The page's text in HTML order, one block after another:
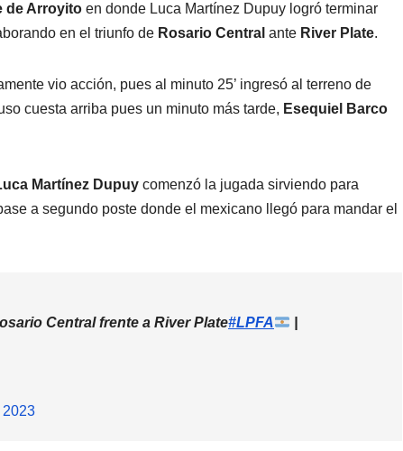
de Arroyito en donde Luca Martínez Dupuy logró terminar
en el triunfo de Rosario Central ante River Plate.
vio acción, pues al minuto 25’ ingresó al terreno de
cuesta arriba pues un minuto más tarde, Esequiel Barco
Martínez Dupuy comenzó la jugada sirviendo para
a segundo poste donde el mexicano llegó para mandar el
Central frente a River Plate#LPFA
2023